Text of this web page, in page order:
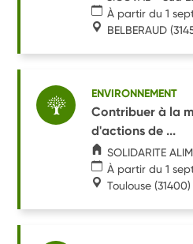
À partir du 1
BELBERAUD
ENVIRONNEMENT
Contribuer à la
d'actions de ...
SOLIDARITE
À partir du 1
Toulouse (31400)